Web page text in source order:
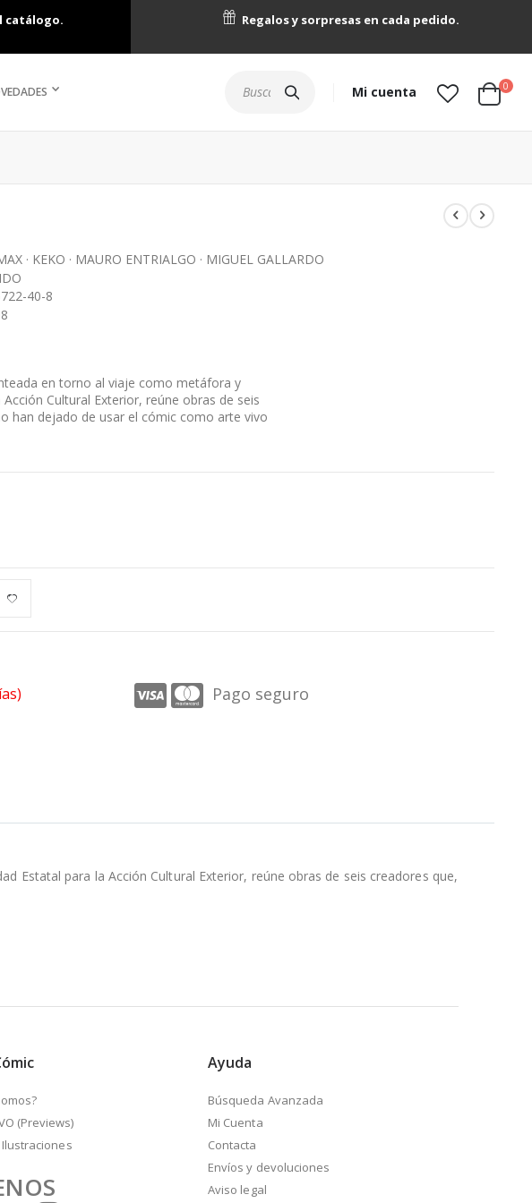
catálogo. Regalos y sorpresas en cada pedido.
Mi cuenta Cart
0
· KEKO · MAURO ENTRIALGO · MIGUEL GALLARDO
40-8
en torno al viaje como metáfora y
Cultural Exterior, reúne obras de seis
han dejado de usar el cómic como arte vivo
Pago seguro
Estatal para la Acción Cultural Exterior, reúne obras de seis creadores que,
(Previews)
Ayuda
Búsqueda Avanzada
Mi Cuenta
Contacta
Envíos y devoluciones
Aviso legal